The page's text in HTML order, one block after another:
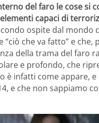
del faro le cose
capaci di
ospite dal mondo
che va fatto” e
della trama del faro
e profondo, che
è infatti come appare,
e che non sappiamo